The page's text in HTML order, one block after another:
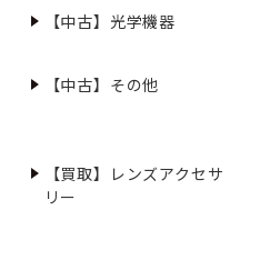
【中古】光学機器
【中古】その他
【買取】レンズアクセサ
リー